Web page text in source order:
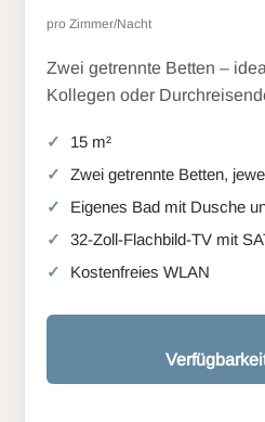
pro Zimmer/Nacht
Zwei getrennte Betten –
Kollegen oder
15 m²
Zwei getrennte Betten,
Eigenes Bad mit Dusche
32-Zoll-Flachbild-TV mit
Kostenfreies WLAN